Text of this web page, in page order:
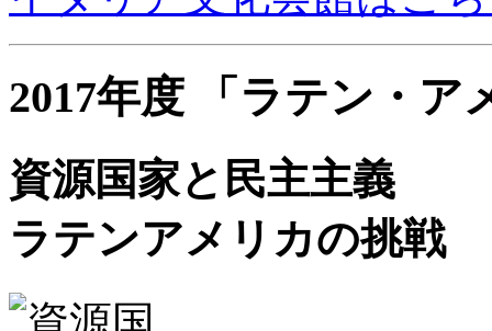
2017年度 「ラテン・ア
資源国家と民主主義
ラテンアメリカの挑戦